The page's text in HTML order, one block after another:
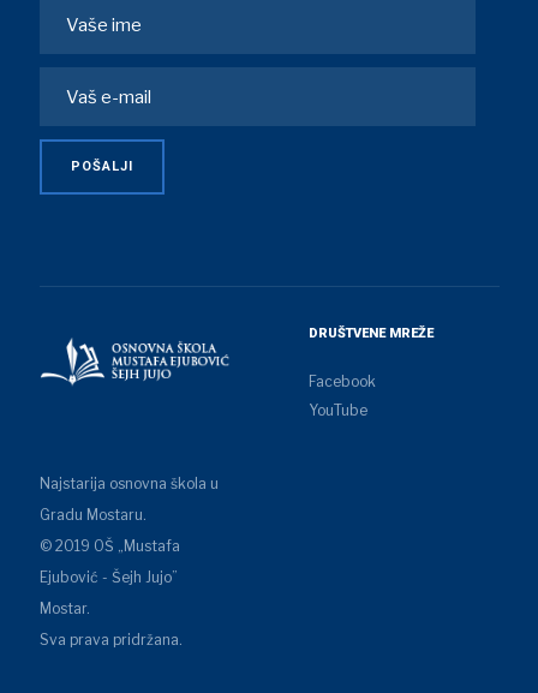
Najstarija osnovna škola u
Gradu Mostaru.
© 2019 OŠ „Mustafa
Ejubović - Šejh Jujo”
Mostar.
Sva prava pridržana.
DRUŠTVENE MREŽE
Facebook
YouTube